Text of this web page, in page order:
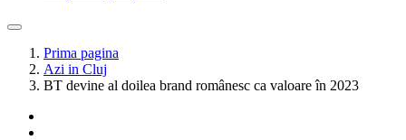
Prima pagina
Azi in Cluj
BT devine al doilea brand românesc ca valoare în 2023